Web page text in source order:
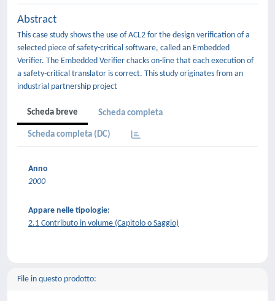
Abstract
This case study shows the use of ACL2 for the design verification of a
selected piece of safety-critical software, called an Embedded
Verifier. The Embedded Verifier chacks on-line that each execution of
a safety-critical translator is correct. This study originates from an
industrial partnership project
Scheda breve Scheda completa
Scheda completa (DC)
Anno
2000
Appare nelle tipologie:
2.1 Contributo in volume (Capitolo o Saggio)
File in questo prodotto: